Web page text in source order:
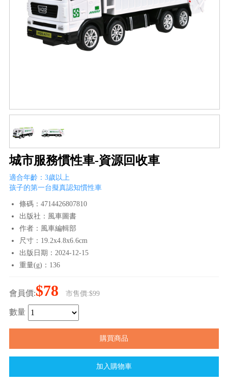
海外購物免煩惱！點我查看『海外購物流程說明』
城市服務慣性車-資源回收車
適合年齡：3歲以上
孩子的第一台擬真認知慣性車
條碼：4714426807810
出版社：風車圖書
作者：風車編輯部
尺寸：19.2x4.8x6.6cm
出版日期：2024-12-15
重量(g)：136
會員價:$78 市售價:$99
數量